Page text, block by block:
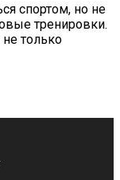
спортом, но не
тренировки.
только